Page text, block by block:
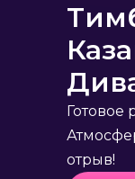
отрыв!